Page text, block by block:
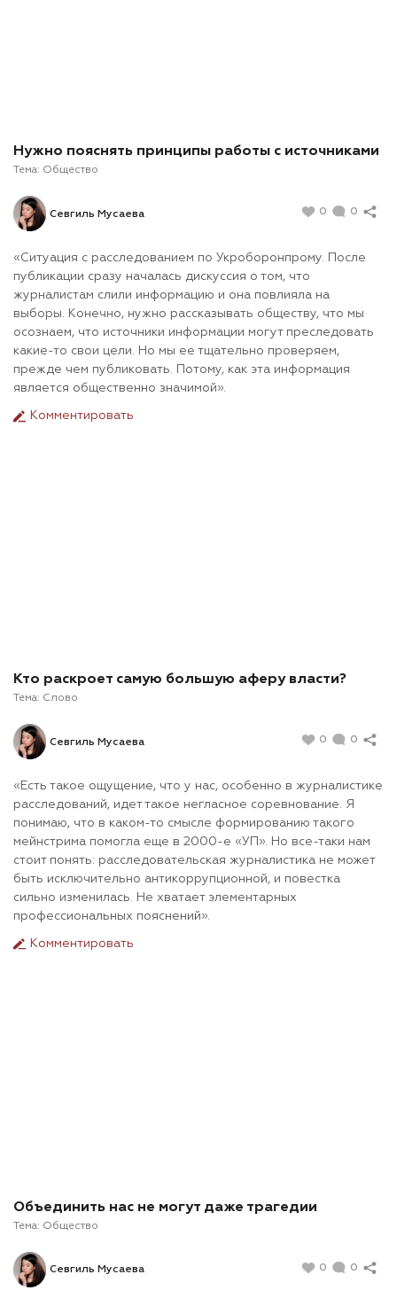
Нужно пояснять принципы работы с источниками
Тема: Общество
Севгиль Мусаева 0 0
«Ситуация с расследованием по Укроборонпрому. После
публикации сразу началась дискуссия о том, что
журналистам слили информацию и она повлияла на
выборы. Конечно, нужно рассказывать обществу, что мы
осознаем, что источники информации могут преследовать
какие-то свои цели. Но мы ее тщательно проверяем,
прежде чем публиковать. Потому, как эта информация
является общественно значимой».
Комментировать
Кто раскроет самую большую аферу власти?
Тема: Слово
Севгиль Мусаева 0 0
«Есть такое ощущение, что у нас, особенно в журналистике
расследований, идет такое негласное соревнование. Я
понимаю, что в каком-то смысле формированию такого
мейнстрима помогла еще в 2000-е «УП». Но все-таки нам
стоит понять: расследовательская журналистика не может
быть исключительно антикоррупционной, и повестка
сильно изменилась. Не хватает элементарных
профессиональных пояснений».
Комментировать
Объединить нас не могут даже трагедии
Тема: Общество
Севгиль Мусаева 0 0